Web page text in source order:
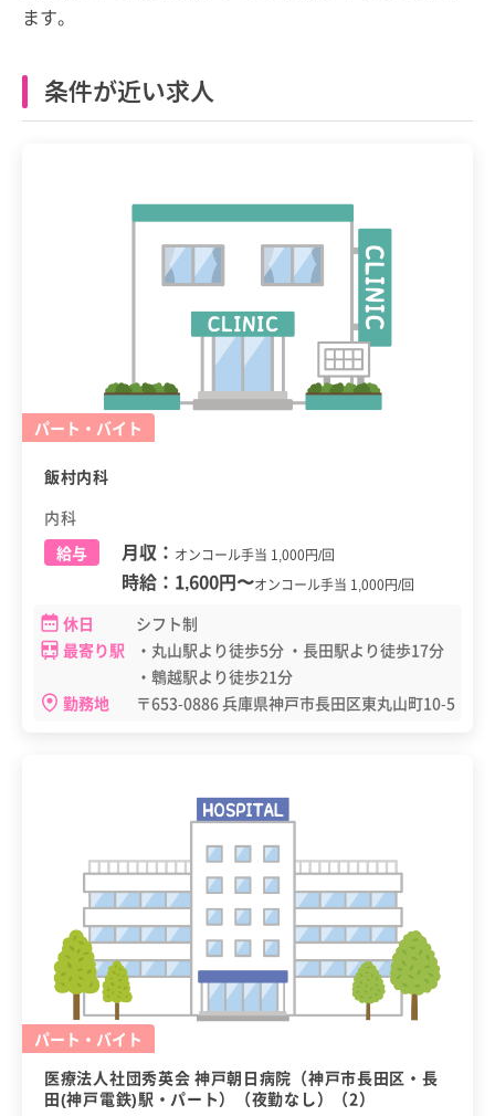
ます。
条件が近い求人
パート・バイト
飯村内科
内科
給与
月収： オンコール手当 1,000円/回
時給： 1,600円〜オンコール手当 1,000円/回
休日
シフト制
最寄り駅
・丸山駅より徒歩5分 ・長田駅より徒歩17分
・鵯越駅より徒歩21分
勤務地
〒653-0886 兵庫県神戸市長田区東丸山町10-5
パート・バイト
医療法人社団秀英会 神戸朝日病院（神戸市長田区・長
田(神戸電鉄)駅・パート）（夜勤なし）（2）